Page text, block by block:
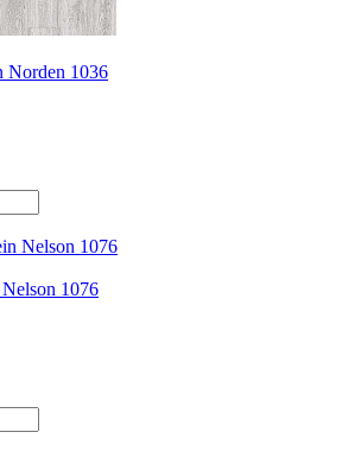
Norden 1036
1076